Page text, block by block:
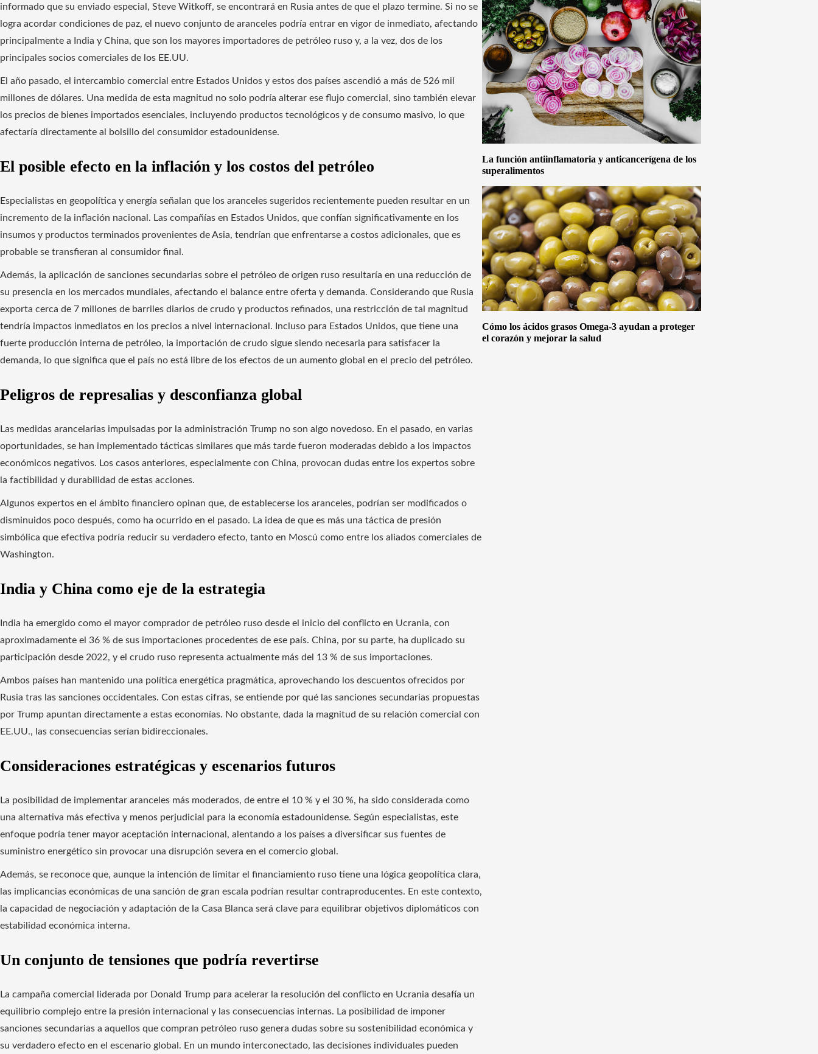
informado que su enviado especial, Steve Witkoff, se encontrará en Rusia antes de que el plazo termine. Si no se
logra acordar condiciones de paz, el nuevo conjunto de aranceles podría entrar en vigor de inmediato, afectando
principalmente a India y China, que son los mayores importadores de petróleo ruso y, a la vez, dos de los
principales socios comerciales de los EE.UU.
El año pasado, el intercambio comercial entre Estados Unidos y estos dos países ascendió a más de 526 mil
millones de dólares. Una medida de esta magnitud no solo podría alterar ese flujo comercial, sino también elevar
los precios de bienes importados esenciales, incluyendo productos tecnológicos y de consumo masivo, lo que
afectaría directamente al bolsillo del consumidor estadounidense.
El posible efecto en la inflación y los costos del petróleo
Especialistas en geopolítica y energía señalan que los aranceles sugeridos recientemente pueden resultar en un
incremento de la inflación nacional. Las compañías en Estados Unidos, que confían significativamente en los
insumos y productos terminados provenientes de Asia, tendrían que enfrentarse a costos adicionales, que es
probable se transfieran al consumidor final.
Además, la aplicación de sanciones secundarias sobre el petróleo de origen ruso resultaría en una reducción de
su presencia en los mercados mundiales, afectando el balance entre oferta y demanda. Considerando que Rusia
exporta cerca de 7 millones de barriles diarios de crudo y productos refinados, una restricción de tal magnitud
tendría impactos inmediatos en los precios a nivel internacional. Incluso para Estados Unidos, que tiene una
fuerte producción interna de petróleo, la importación de crudo sigue siendo necesaria para satisfacer la
demanda, lo que significa que el país no está libre de los efectos de un aumento global en el precio del petróleo.
Peligros de represalias y desconfianza global
Las medidas arancelarias impulsadas por la administración Trump no son algo novedoso. En el pasado, en varias
oportunidades, se han implementado tácticas similares que más tarde fueron moderadas debido a los impactos
económicos negativos. Los casos anteriores, especialmente con China, provocan dudas entre los expertos sobre
la factibilidad y durabilidad de estas acciones.
Algunos expertos en el ámbito financiero opinan que, de establecerse los aranceles, podrían ser modificados o
disminuidos poco después, como ha ocurrido en el pasado. La idea de que es más una táctica de presión
simbólica que efectiva podría reducir su verdadero efecto, tanto en Moscú como entre los aliados comerciales de
Washington.
India y China como eje de la estrategia
India ha emergido como el mayor comprador de petróleo ruso desde el inicio del conflicto en Ucrania, con
aproximadamente el 36 % de sus importaciones procedentes de ese país. China, por su parte, ha duplicado su
participación desde 2022, y el crudo ruso representa actualmente más del 13 % de sus importaciones.
Ambos países han mantenido una política energética pragmática, aprovechando los descuentos ofrecidos por
Rusia tras las sanciones occidentales. Con estas cifras, se entiende por qué las sanciones secundarias propuestas
por Trump apuntan directamente a estas economías. No obstante, dada la magnitud de su relación comercial con
EE.UU., las consecuencias serían bidireccionales.
Consideraciones estratégicas y escenarios futuros
La posibilidad de implementar aranceles más moderados, de entre el 10 % y el 30 %, ha sido considerada como
una alternativa más efectiva y menos perjudicial para la economía estadounidense. Según especialistas, este
enfoque podría tener mayor aceptación internacional, alentando a los países a diversificar sus fuentes de
suministro energético sin provocar una disrupción severa en el comercio global.
Además, se reconoce que, aunque la intención de limitar el financiamiento ruso tiene una lógica geopolítica clara,
las implicancias económicas de una sanción de gran escala podrían resultar contraproducentes. En este contexto,
la capacidad de negociación y adaptación de la Casa Blanca será clave para equilibrar objetivos diplomáticos con
estabilidad económica interna.
Un conjunto de tensiones que podría revertirse
La campaña comercial liderada por Donald Trump para acelerar la resolución del conflicto en Ucrania desafía un
equilibrio complejo entre la presión internacional y las consecuencias internas. La posibilidad de imponer
sanciones secundarias a aquellos que compran petróleo ruso genera dudas sobre su sostenibilidad económica y
su verdadero efecto en el escenario global. En un mundo interconectado, las decisiones individuales pueden
La función antiinflamatoria y anticancerígena de los
superalimentos
Cómo los ácidos grasos Omega-3 ayudan a proteger
el corazón y mejorar la salud